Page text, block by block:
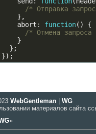
/* Отправка
},
    abort
: function()
{
/* Отмена
}
};
});
WebGentleman
WG
материалов сайта
»